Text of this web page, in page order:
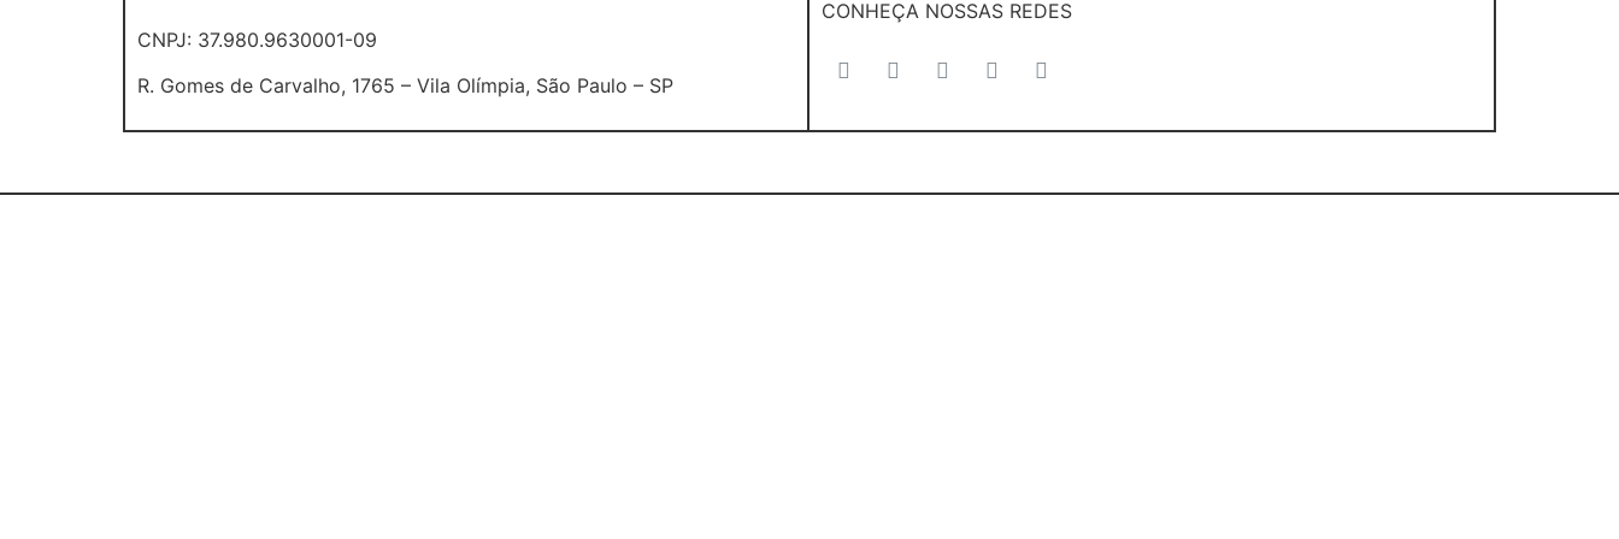
CNPJ: 37.980.9630001-09
R. Gomes de Carvalho, 1765 – Vila Olímpia, São Paulo – SP
CONHEÇA NOSSAS REDES